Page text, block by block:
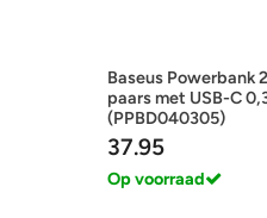
Baseus Powerbank
paars met USB-C
(PPBD040305)
37.95
Op voorraad